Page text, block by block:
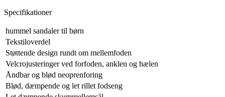
Specifikationer
hummel sandaler til børn
Tekstiloverdel
Støttende design rundt om mellemfoden
Velcrojusteringer ved forfoden, anklen og hælen
Åndbar og blød neoprenforing
Blød, dæmpende og let rillet fodseng